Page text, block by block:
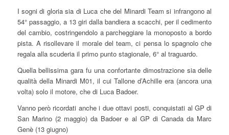
I sogni di gloria sia di Luca che del Minardi Team si infrangono al
54° passaggio, a 13 giri dalla bandiera a scacchi, per il cedimento
del cambio, costringendolo a parcheggiare la monoposto a bordo
pista. A risollevare il morale del team, ci pensa lo spagnolo che
regala alla scuderia il primo punto stagionale, 6° al traguardo.
Quella bellissima gara fu una confortante dimostrazione sia delle
qualità della Minardi M01, il cui Tallone d’Achille era (ancora una
volta) solo il motore, che di Luca Badoer.
Vanno però ricordati anche i due ottavi posti, conquistati al GP di
San Marino (2 maggio) da Badoer e al GP di Canada da Marc
Genè (13 giugno)